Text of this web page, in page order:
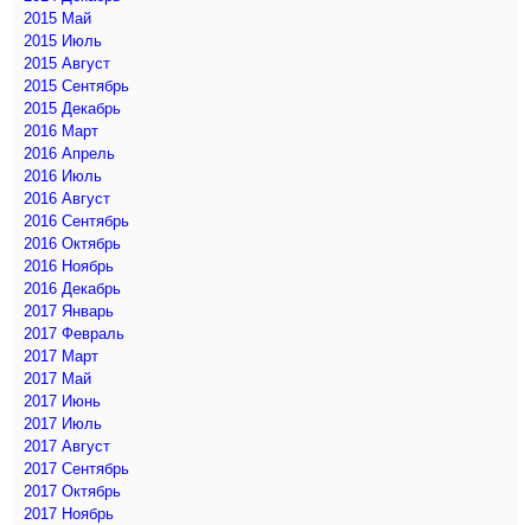
2015 Май
2015 Июль
2015 Август
2015 Сентябрь
2015 Декабрь
2016 Март
2016 Апрель
2016 Июль
2016 Август
2016 Сентябрь
2016 Октябрь
2016 Ноябрь
2016 Декабрь
2017 Январь
2017 Февраль
2017 Март
2017 Май
2017 Июнь
2017 Июль
2017 Август
2017 Сентябрь
2017 Октябрь
2017 Ноябрь